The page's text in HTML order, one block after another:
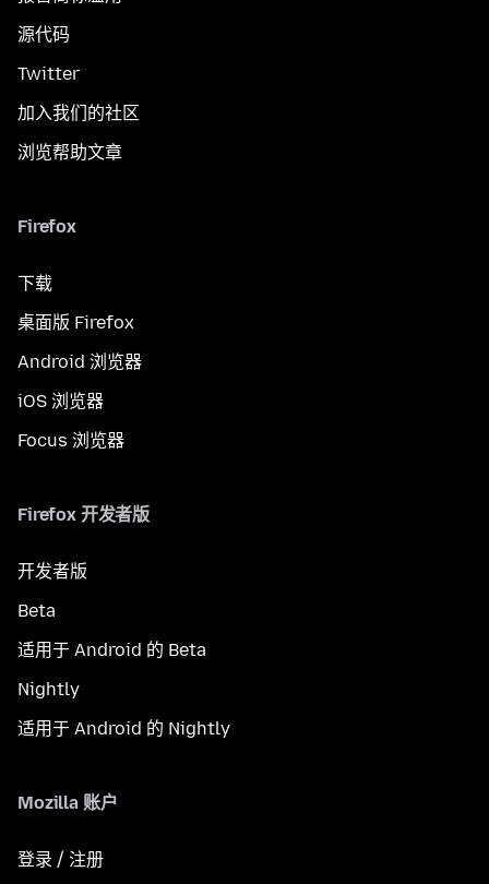
源代码
Twitter
加入我们的社区
浏览帮助文章
Firefox
下载
桌面版 Firefox
Android 浏览器
iOS 浏览器
Focus 浏览器
Firefox 开发者版
开发者版
Beta
适用于 Android 的 Beta
Nightly
适用于 Android 的 Nightly
Mozilla 账户
登录 / 注册